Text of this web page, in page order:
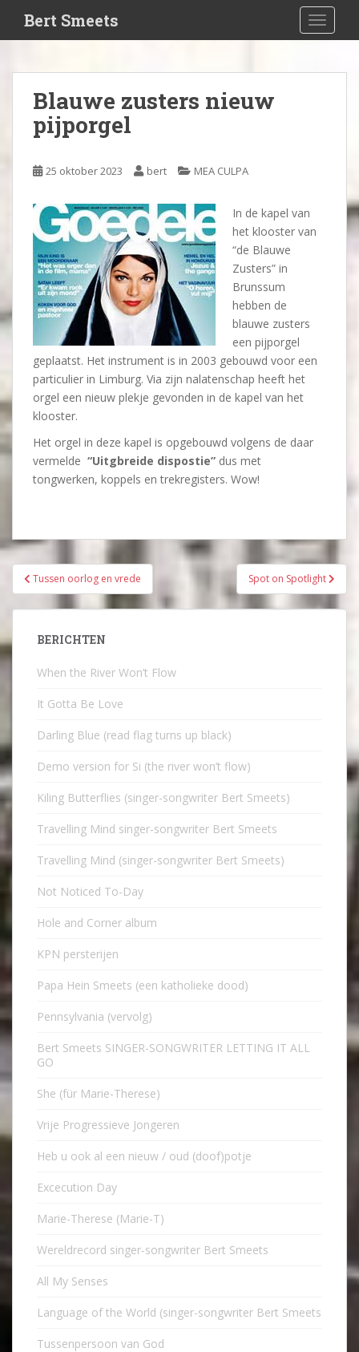
i
Bert Smeets
Blauwe zusters nieuw
pijporgel
25 oktober 2023 bert MEA CULPA
In de kapel van
het klooster van
“de Blauwe
Zusters” in
Brunssum
hebben de
blauwe zusters
een pijporgel
geplaatst. Het instrument is in 2003 gebouwd voor een
particulier in Limburg. Via zijn nalatenschap heeft het
orgel een nieuw plekje gevonden in de kapel van het
klooster.
Het orgel in deze kapel is opgebouwd volgens de daar
vermelde “Uitgbreide dispostie” dus met
tongwerken, koppels en trekregisters. Wow!
Bericht
navigatie
Tussen oorlog en vrede Spot on Spotlight
BERICHTEN
When the River Won’t Flow
It Gotta Be Love
Darling Blue (read flag turns up black)
Demo version for Si (the river won’t flow)
Kiling Butterflies (singer-songwriter Bert Smeets)
Travelling Mind singer-songwriter Bert Smeets
Travelling Mind (singer-songwriter Bert Smeets)
Not Noticed To-Day
Hole and Corner album
KPN persterijen
Papa Hein Smeets (een katholieke dood)
Pennsylvania (vervolg)
Bert Smeets SINGER-SONGWRITER LETTING IT ALL
GO
She (für Marie-Therese)
Vrije Progressieve Jongeren
Heb u ook al een nieuw / oud (doof)potje
Excecution Day
Marie-Therese (Marie-T)
Wereldrecord singer-songwriter Bert Smeets
All My Senses
Language of the World (singer-songwriter Bert Smeets
Tussenpersoon van God